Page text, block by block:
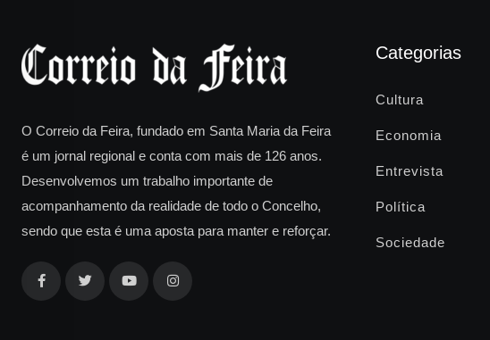
O Correio da Feira, fundado em Santa Maria da Feira
é um jornal regional e conta com mais de 126 anos.
Desenvolvemos um trabalho importante de
acompanhamento da realidade de todo o Concelho,
sendo que esta é uma aposta para manter e reforçar.
Categorias
Cultura
Economia
Entrevista
Política
Sociedade